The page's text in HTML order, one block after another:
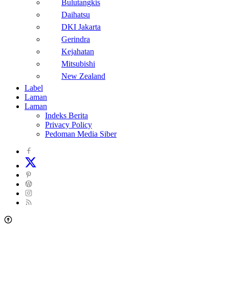
Bulutangkis
Daihatsu
DKI Jakarta
Gerindra
Kejahatan
Mitsubishi
New Zealand
Label
Laman
Laman
Indeks Berita
Privacy Policy
Pedoman Media Siber